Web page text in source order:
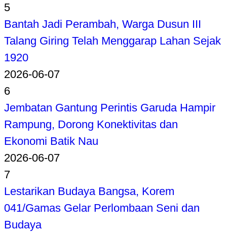
5
Bantah Jadi Perambah, Warga Dusun III
Talang Giring Telah Menggarap Lahan Sejak
1920
2026-06-07
6
Jembatan Gantung Perintis Garuda Hampir
Rampung, Dorong Konektivitas dan
Ekonomi Batik Nau
2026-06-07
7
Lestarikan Budaya Bangsa, Korem
041/Gamas Gelar Perlombaan Seni dan
Budaya